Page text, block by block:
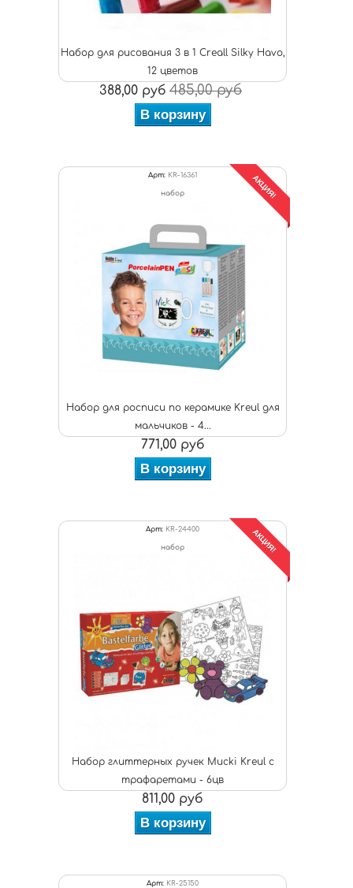
Набор для рисования 3 в 1 Creall Silky Havo,
12 цветов
388,00 руб 485,00 руб
В корзину
Арт: KR-16361
набор
Набор для росписи по керамике Kreul для
мальчиков - 4...
АКЦИЯ!
771,00 руб
В корзину
Арт: KR-24400
набор
Набор глиттерных ручек Mucki Kreul с
трафаретами - 6цв
АКЦИЯ!
811,00 руб
В корзину
Арт: KR-25150